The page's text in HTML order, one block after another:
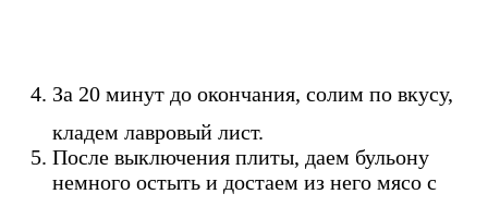
За 20 минут до окончания, солим по вкусу,
кладем лавровый лист.
После выключения плиты, даем бульону
немного остыть и достаем из него мясо с